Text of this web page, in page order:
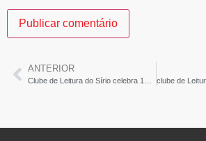
ANTERIOR